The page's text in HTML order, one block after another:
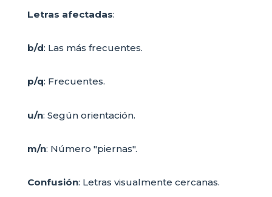
Letras afectadas:
b/d: Las más frecuentes.
p/q: Frecuentes.
u/n: Según orientación.
m/n: Número "piernas".
Confusión: Letras visualmente cercanas.